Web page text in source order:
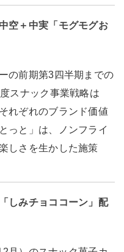
空＋中実「モグモグお
の前期第3四半期までの
スナック事業戦略は
れぞれのブランド価値
っと」は、ノンフライ
しさを生かした施策
しみチョココーン」配